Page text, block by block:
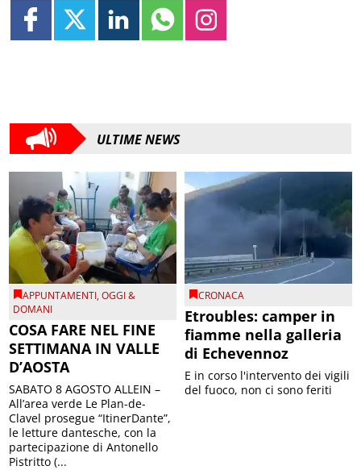
ULTIME NEWS
APPUNTAMENTI,OGGI &
DOMANI
COSA FARE NEL FINE
SETTIMANA IN VALLE
D’AOSTA
SABATO 8 AGOSTO ALLEIN –
All’area verde Le Plan-de-
Clavel prosegue “ItinerDante”,
le letture dantesche, con la
partecipazione di Antonello
Pistritto (...
CRONACA
Etroubles: camper in
fiamme nella galleria
di Echevennoz
E in corso l'intervento dei vigili
del fuoco, non ci sono feriti